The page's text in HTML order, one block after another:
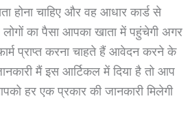
होना चाहिए और वह आधार कार्ड से
लोगों का पैसा आपका खाता में पहुंचेगी अगर
प्राप्त करना चाहते हैं आवेदन करने के
मैं इस आर्टिकल में दिया है तो आप
हर एक प्रकार की जानकारी मिलेगी